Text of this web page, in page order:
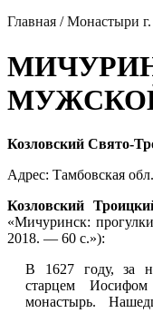
Главная /Монастыри
Козловский Свято-
Адрес: Тамбовская
Козловский
«Мичуринск:
2018. — 60 с.»):
В 1627 году, за
старцем
монастырь.